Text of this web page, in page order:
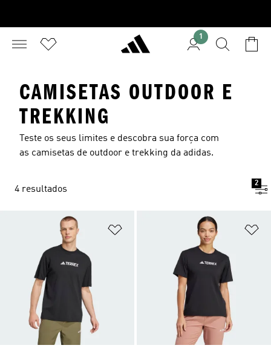
1
CAMISETAS OUTDOOR E
TREKKING
Teste os seus limites e descobra sua força com
as camisetas de outdoor e trekking da adidas.
4 resultados
2
Adicionar à Lista de Desejos